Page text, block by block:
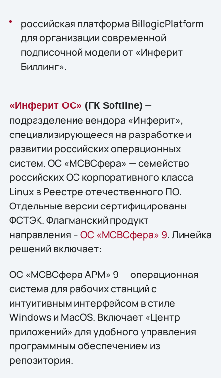
российская платформа BillogicPlatform
для организации современной
подписочной модели от «Инферит
Биллинг».
«Инферит ОС»(ГК Softline) —
подразделение вендора «Инферит»,
специализирующееся на разработке и
развитии российских операционных
систем. ОС «МСВСфера» — семейство
российских ОС корпоративного класса
Linux в Реестре отечественного ПО.
Отдельные версии сертифицированы
ФСТЭК. Флагманский продукт
направления –ОС «МСВСфера» 9. Линейка
решений включает:
ОС «МСВСфера АРМ» 9 — операционная
система для рабочих станций с
интуитивным интерфейсом в стиле
Windows и MacOS. Включает «Центр
приложений» для удобного управления
программным обеспечением из
репозитория.